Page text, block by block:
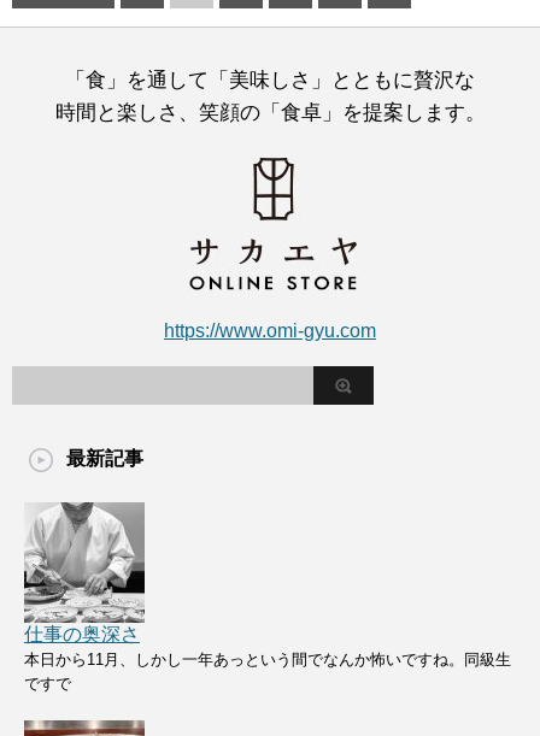
「食」を通して「美味しさ」とともに贅沢な
時間と楽しさ、笑顔の「食卓」を提案します。
https://www.omi-gyu.com
最新記事
仕事の奥深さ
本日から11月、しかし一年あっという間でなんか怖いですね。同級生
ですで